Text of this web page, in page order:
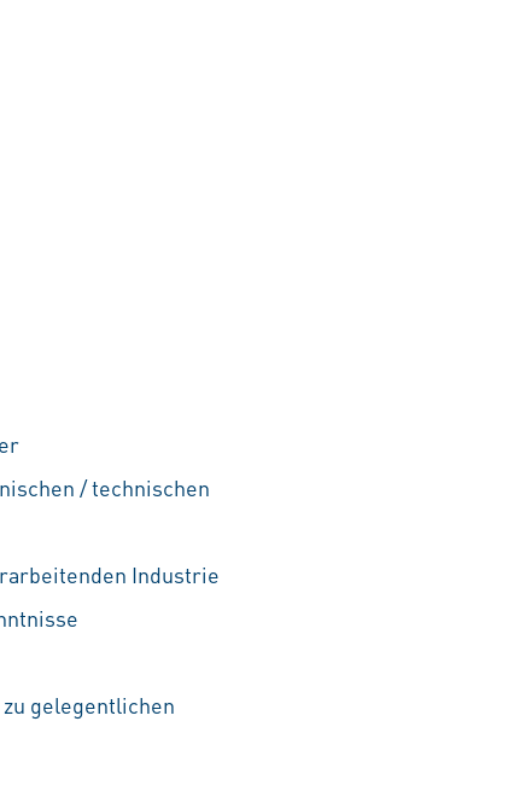
/ technischen
Industrie
gelegentlichen